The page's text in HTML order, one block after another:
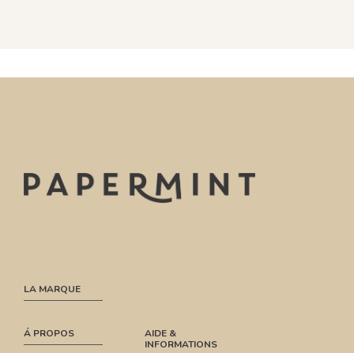
LA MARQUE
Á PROPOS
AIDE &
INFORMATIONS